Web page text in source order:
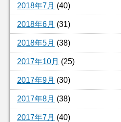
2018年7月 (40)
2018年6月 (31)
2018年5月 (38)
2017年10月 (25)
2017年9月 (30)
2017年8月 (38)
2017年7月 (40)